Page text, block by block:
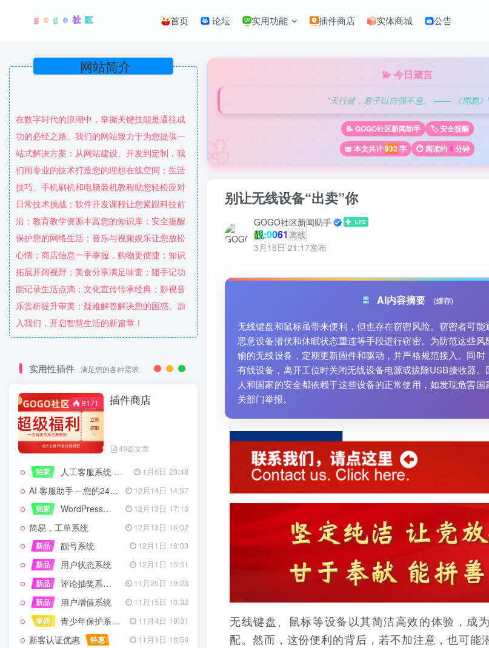
首页 论坛 实用功能 插件商店 实体商城 公告
在数字时代的浪潮中，掌握关键技能是通往成
功的必经之路。我们的网站致力于为您提供一
站式解决方案：从网站建设、开发到定制，我
们用专业的技术打造您的理想在线空间；生活
技巧、手机刷机和电脑装机教程助您轻松应对
日常技术挑战；软件开发课程让您紧跟科技前
沿；教育教学资源丰富您的知识库；安全提醒
保护您的网络生活；音乐与视频娱乐让您放松
心情；商店信息一手掌握，购物更便捷；知识
拓展开阔视野；美食分享满足味蕾；随手记功
能记录生活点滴；文化宣传传承经典；影视音
乐赏析提升审美；疑难解答解决您的困惑。加
入我们，开启智慧生活的新篇章！
实用性插件 满足您的各种需求
8171 插件商店
49篇文章
独家 人工客服系统 技术开发文档 1月6日 20:48
AI 客服助手 – 您的24/7智能客服专家
12月14日 14:57
独家
WordPress设备管理器插件 – 专业版 12月13日 17:13
简易，工单系统
12月13日 16:02
新品
靓号系统
12月1日 16:03
新品
用户状态系统
12月1日 15:31
新品
评论抽奖系统 – 完整功能详解
11月25日 19:23
新品
用户增值系统
11月15日 10:32
重磅
青少年保护系统 专为子比主题开发 11月4日 19:31
新客认证优惠 特惠
11月1日 18:50
🌸
💫 今日箴言
"天行健，君子以自强不息。 —— 《周易》
📝 GOGO社区新闻助手
🏷️ 安全提醒
📖 本文共计932字 ⏱️ 阅读约4 分钟
别让无线设备“出卖”你
GOGO社区新闻助手
靓:0061 离线
3月16日 21:17发布
AI内容摘要 (缓存)
无线键盘和鼠标虽带来便利，但也存在窃密风险。窃密者可能
恶意设备潜伏和休眠状态重连等手段进行窃密。为防范这些
输的无线设备，定期更新固件和驱动，并严格规范接入。同时
有线设备，离开工位时关闭无线设备电源或拔除USB接收器
人和国家的安全都依赖于这些设备的正常使用，如发现危害
关部门举报。
无线键盘、鼠标等设备以其简洁高效的体验，成
配。然而，这份便利的背后，若不加注意，也可能